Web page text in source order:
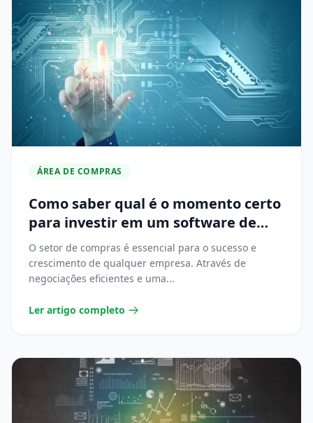
ÁREA DE COMPRAS
Como saber qual é o momento certo
para investir em um software de
compras?
O setor de compras é essencial para o sucesso e
crescimento de qualquer empresa. Através de
negociações eficientes e uma...
Ler artigo completo